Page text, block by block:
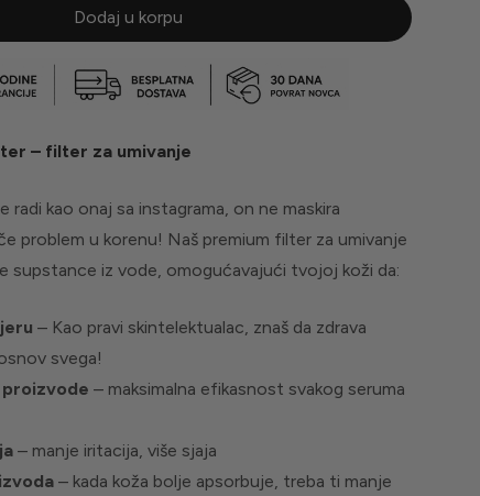
Dodaj u korpu
– filter za umivanje
radi kao onaj sa instagrama, on ne maskira
problem u korenu! Naš premium filter za umivanje
supstance iz vode, omogućavajući tvojoj koži da:
– Kao pravi skintelektualac, znaš da zdrava
svega!
– maksimalna efikasnost svakog seruma
– manje iritacija, više sjaja
– kada koža bolje apsorbuje, treba ti manje